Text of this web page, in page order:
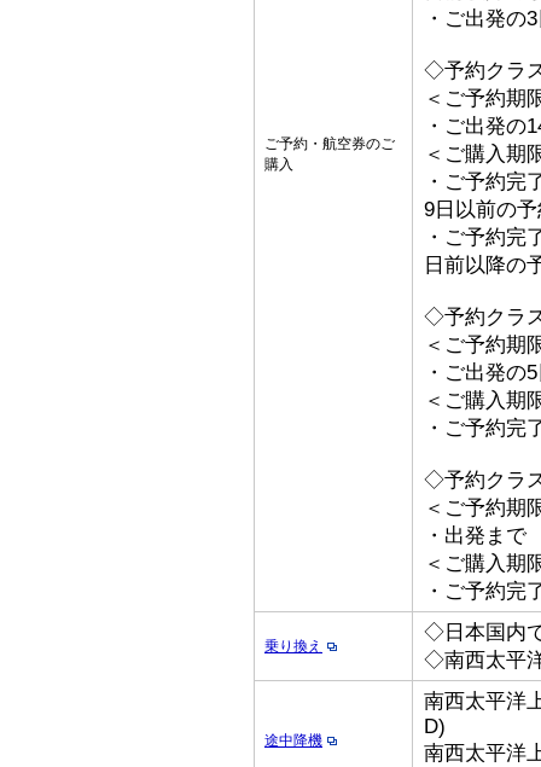
ご予約・航空券のご
購入
・ご出発の
◇予約クラ
＜ご予約期
・ご出発の
＜ご購入期
・ご予約完
9日以前の
・ご予約完
日前以降の
◇予約クラ
＜ご予約期
・ご出発の
＜ご購入期
・ご予約完
◇予約クラ
＜ご予約期
・出発まで
＜ご購入期
・ご予約完
乗り換え
◇日本国内
◇南西太平
途中降機
南西太平洋
D)
南西太平洋